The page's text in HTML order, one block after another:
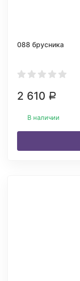
088 брусника
2 610 Р
В наличии